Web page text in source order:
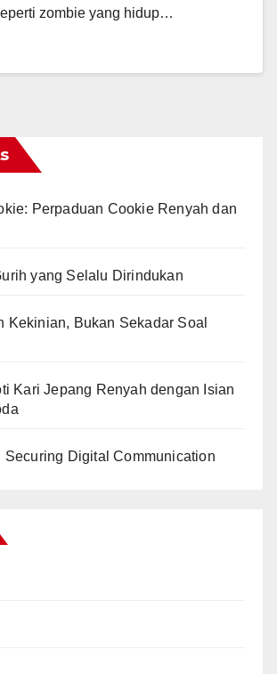
zombie yang hidup…
Perpaduan Cookie Renyah dan
yang Selalu Dirindukan
Kekinian, Bukan Sekadar Soal
Kari Jepang Renyah dengan Isian
Securing Digital Communication